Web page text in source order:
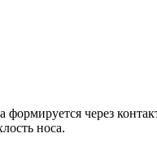
формируется через
носа.